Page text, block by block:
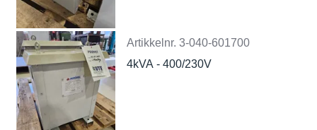
Artikkelnr. 3-040-601700
4kVA - 400/230V